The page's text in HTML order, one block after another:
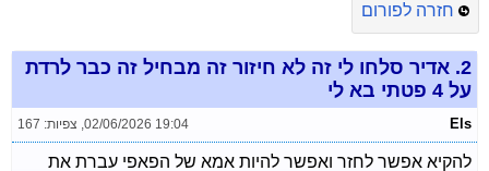
חזרה לפורום
2. אדיר סלחו לי זה לא חיזור זה מבחיל זה כבר לרדת
על 4 פטתי בא לי
Els
02/06/2026 19:04
, צפיות: 167
להקיא אפשר לחזר ואפשר להיות אמא של הפאפי עברת את